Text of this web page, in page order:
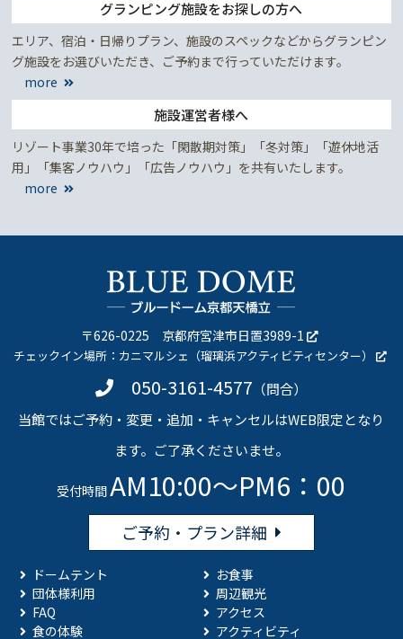
グランピング施設をお探しの方へ
エリア、宿泊・日帰りプラン、施設のスペックなどからグランピン
グ施設をお選びいただき、ご予約まで行っていただけます。
more
施設運営者様へ
リゾート事業30年で培った「閑散期対策」「冬対策」「遊休地活
用」「集客ノウハウ」「広告ノウハウ」を共有いたします。
more
〒626-0225 京都府宮津市日置3989-1
チェックイン場所： カニマルシェ（瑠璃浜アクティビティセンター）
050-3161-4577 （問合）
当館ではご予約・変更・追加・キャンセルはWEB限定となり
ます。ご了承くださいませ。
受付時間AM10:00～PM6：00
ご予約・プラン詳細
ドームテント
お食事
団体様利用
周辺観光
FAQ
アクセス
食の体験
アクティビティ